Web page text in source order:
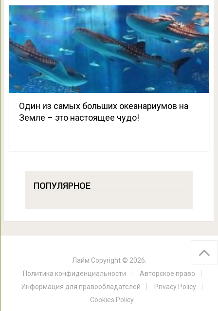
Один из самых больших океанариумов на
Земле – это настоящее чудо!
ПОПУЛЯРНОЕ
Лайм Copyright © 2026.
Политика конфиденциальности
Авторское право
Информация для правообладателей
Privacy Policy
Cookies Policy